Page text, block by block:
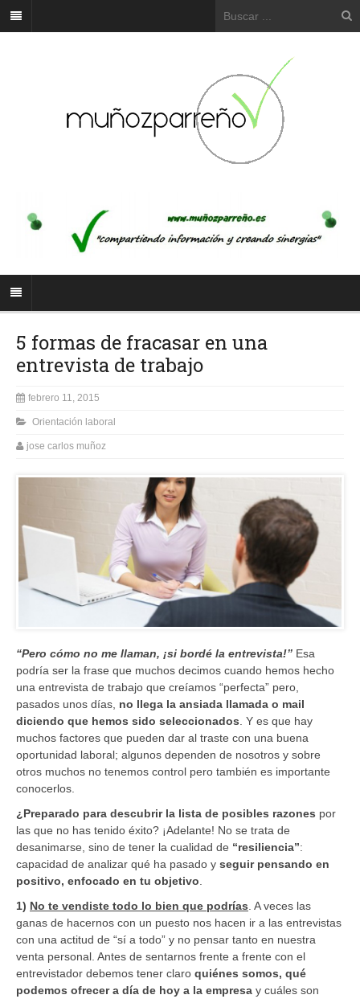
5 formas de fracasar en una
entrevista de trabajo
febrero 11, 2015
Orientación laboral
jose carlos muñoz
“Pero cómo no me llaman, ¡si bordé la entrevista!” Esa
podría ser la frase que muchos decimos cuando hemos hecho
una entrevista de trabajo que creíamos “perfecta” pero,
pasados unos días, no llega la ansiada llamada o mail
diciendo que hemos sido seleccionados . Y es que hay
muchos factores que pueden dar al traste con una buena
oportunidad laboral; algunos dependen de nosotros y sobre
otros muchos no tenemos control pero también es importante
conocerlos.
¿Preparado para descubrir la lista de posibles razones por
las que no has tenido éxito? ¡Adelante! No se trata de
desanimarse, sino de tener la cualidad de “resiliencia”:
capacidad de analizar qué ha pasado y seguir pensando en
positivo, enfocado en tu objetivo
1) No te vendiste todo lo bien que podrías . A veces las
ganas de hacernos con un puesto nos hacen ir a las entrevistas
con una actitud de “sí a todo” y no pensar tanto en nuestra
venta personal. Antes de sentarnos frente a frente con el
entrevistador debemos tener claro quiénes somos, qué
podemos ofrecer a día de hoy a la empresa y cuáles son